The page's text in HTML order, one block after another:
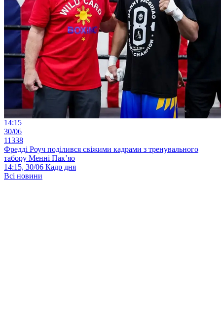
14:15
30/06
11338
Фредді Роуч поділився свіжими кадрами з тренувального
табору Менні Пак’яо
14:15, 30/06 Кадр дня
Всі новини